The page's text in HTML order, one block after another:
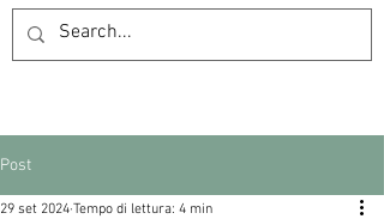
Post
29 set 2024 Tempo di lettura: 4 min